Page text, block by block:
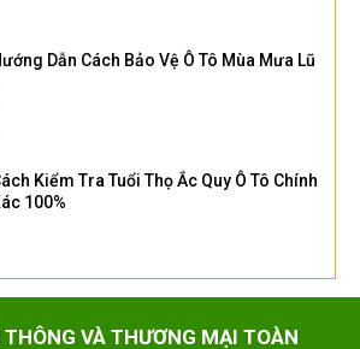
Dẫn Cách Bảo Vệ Ô Tô Mùa Mưa Lũ
Kiểm Tra Tuổi Thọ Ắc Quy Ô Tô Chính
100%
VÀ THƯƠNG MẠI TOÀN